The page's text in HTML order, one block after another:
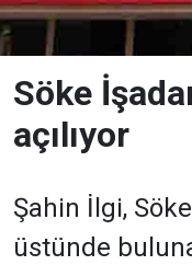
Söke
açılıyor
Şahin İlgi,
üstünde